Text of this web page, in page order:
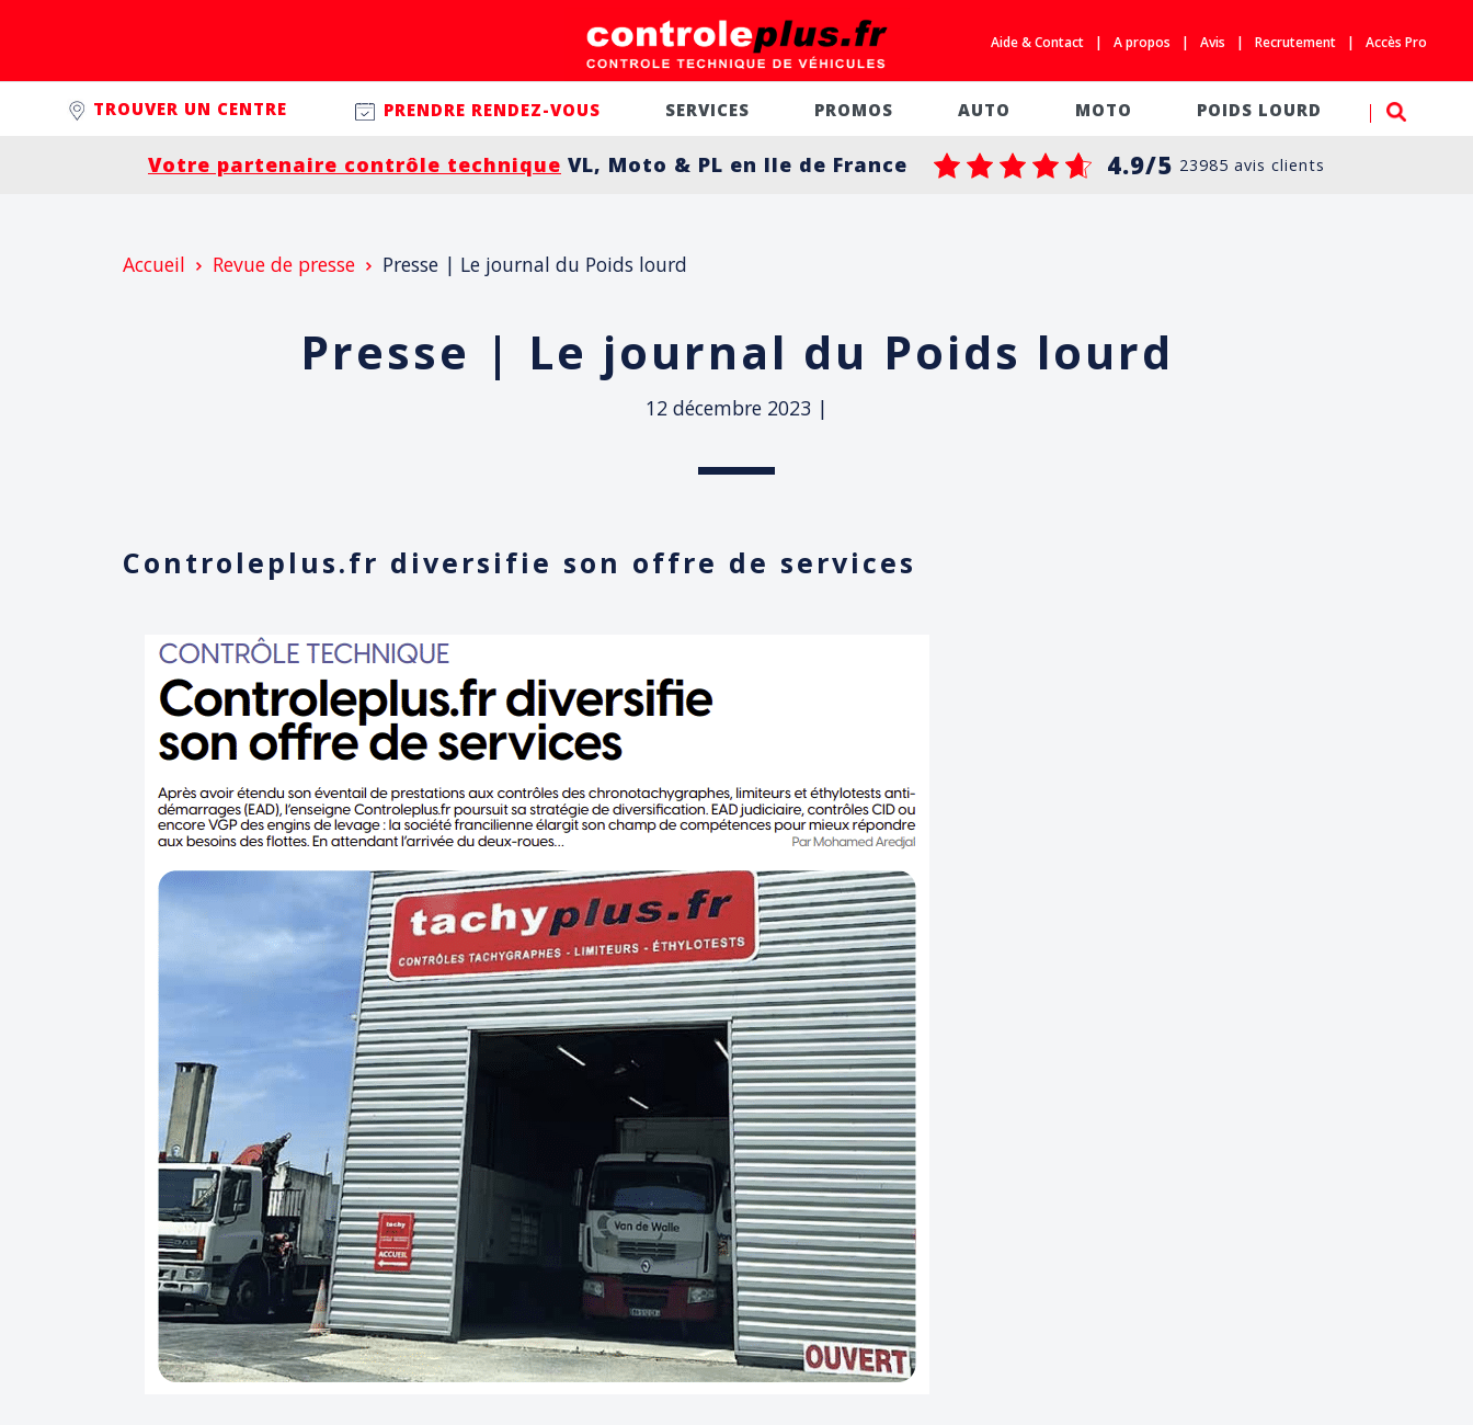
Aide & Contact A propos Avis Recrutement Accès Pro
TROUVER UN CENTRE PRENDRE RENDEZ-VOUS SERVICES PROMOS AUTO MOTO POIDS LOURD
Votre partenaire contrôle technique VL, Moto & PL en Ile de France 4.9/5 23985 avis clients
Accueil Revue de presse Presse | Le journal du Poids lourd
Presse | Le journal du Poids lourd
12 décembre 2023 |
Controleplus.fr diversifie son offre de services